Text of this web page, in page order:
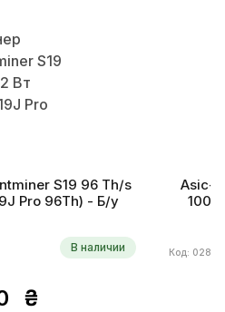
S19 96 Th/s
Pro 96Th) - Б/у
В наличии
₴
Asic-
100
Код: 0284